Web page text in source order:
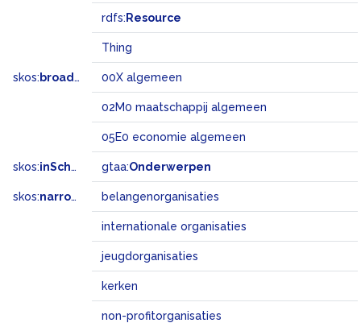
rdfs: Resource
Thing
skos: broadMatch 00X algemeen
02M0 maatschappij algemeen
05E0 economie algemeen
skos:inScheme gtaa:Onderwerpen
skos:narrower belangenorganisaties
internationale organisaties
jeugdorganisaties
kerken
non-profitorganisaties